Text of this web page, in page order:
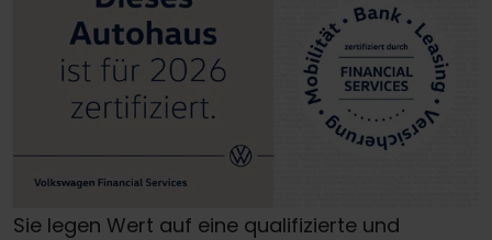
Sie legen Wert auf eine qualifizierte und